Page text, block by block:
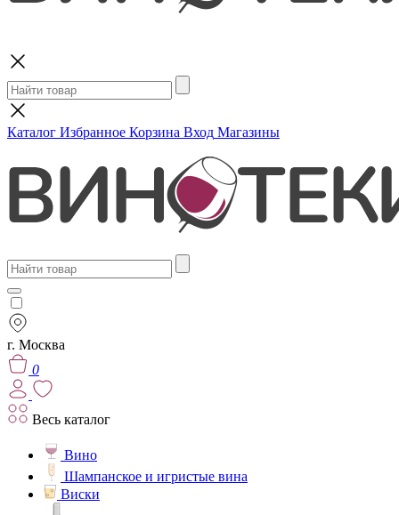
Каталог Избранное Корзина Вход Магазины
г. Москва
0
Весь каталог
Вино
Шампанское и игристые вина
Виски